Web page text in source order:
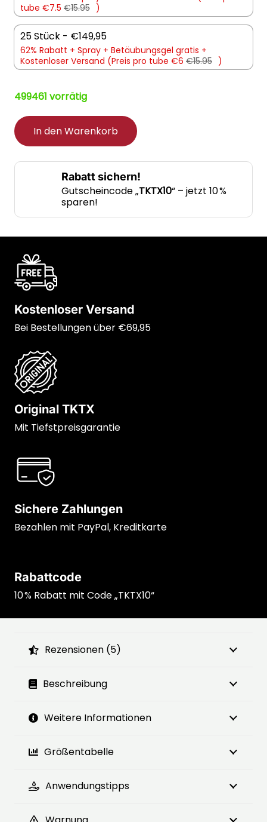
tube €7.5 €15.95 )
25 Stück - €149,95
62% Rabatt + Spray + Betäubungsgel gratis +
Kostenloser Versand (Preis pro tube €6 €15.95 )
499461 vorrätig
In den Warenkorb
Rabatt sichern!
Gutscheincode „TKTX10“ – jetzt 10 %
sparen!
Kostenloser Versand
Bei Bestellungen über €69,95
Original TKTX
Mit Tiefstpreisgarantie
Sichere Zahlungen
Bezahlen mit PayPal, Kreditkarte
Rabattcode
10 % Rabatt mit Code „TKTX10“
Rezensionen (5)
Beschreibung
Weitere Informationen
Größentabelle
Anwendungstipps